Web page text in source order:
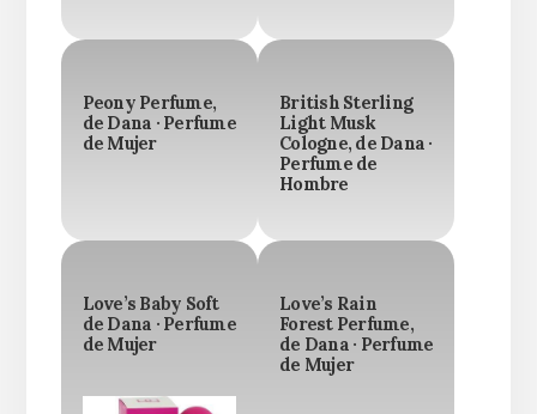
Peony Perfume,
de Dana · Perfume
de Mujer
British Sterling
Light Musk
Cologne, de Dana ·
Perfume de
Hombre
Love’s Baby Soft
de Dana · Perfume
de Mujer
Love’s Rain
Forest Perfume,
de Dana · Perfume
de Mujer